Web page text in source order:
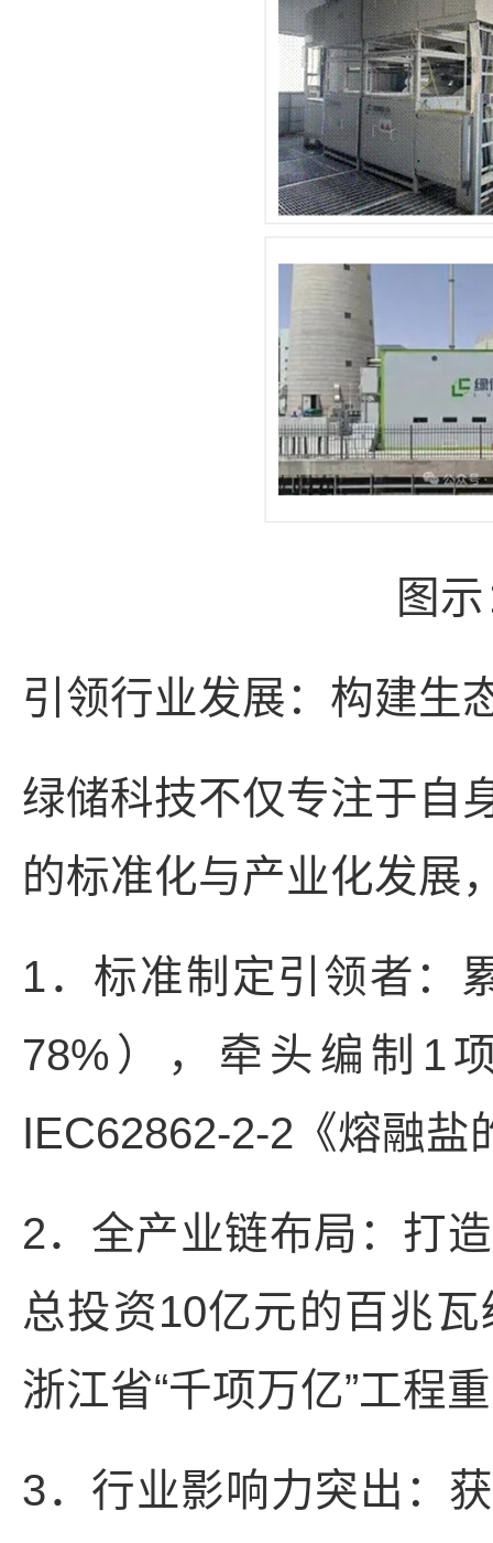
图
引领行业发展：构建生
绿储科技不仅专注于自
的标准化与产业化发展
1．标准制定引领者：
78%），牵头编制1
IEC62862-2-2《熔融盐
2．全产业链布局：打
总投资10亿元的百兆
浙江省“千项万亿”工程
3．行业影响力突出：